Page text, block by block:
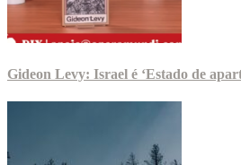
Gideon Levy: Israel é ‘Estado de